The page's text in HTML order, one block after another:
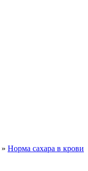
» Норма сахара в крови